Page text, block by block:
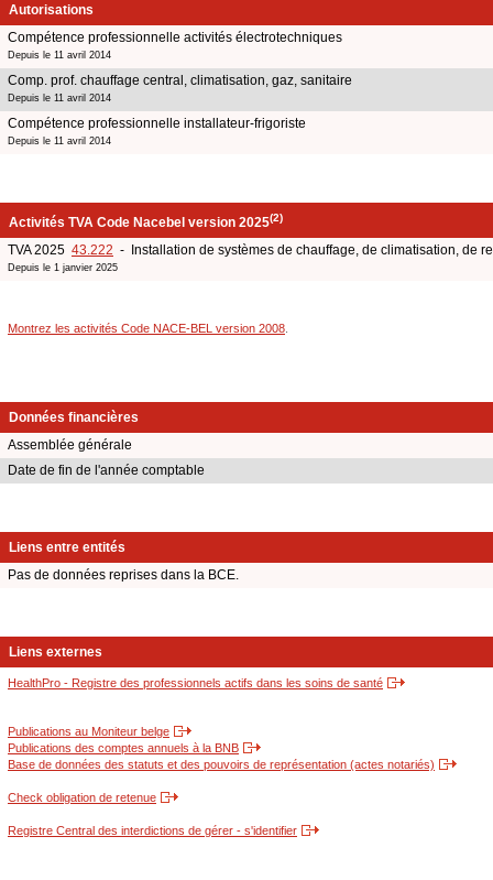
Autorisations
Compétence professionnelle activités électrotechniques
Depuis le 11 avril 2014
Comp. prof. chauffage central, climatisation, gaz, sanitaire
Depuis le 11 avril 2014
Compétence professionnelle installateur-frigoriste
Depuis le 11 avril 2014
Activités TVA Code Nacebel version 2025(2)
TVA 2025 43.222 - Installation de systèmes de chauffage, de climatisation, de
Depuis le 1 janvier 2025
Montrez les activités Code NACE-BEL version 2008
Données financières
Assemblée générale
Date de fin de l'année comptable
Liens entre entités
Pas de données reprises dans la BCE.
Liens externes
HealthPro - Registre des professionnels actifs dans les soins de santé
Publications au Moniteur belge
Publications des comptes annuels à la BNB
Base de données des statuts et des pouvoirs de représentation (actes notariés)
Check obligation de retenue
Registre Central des interdictions de gérer - s'identifier